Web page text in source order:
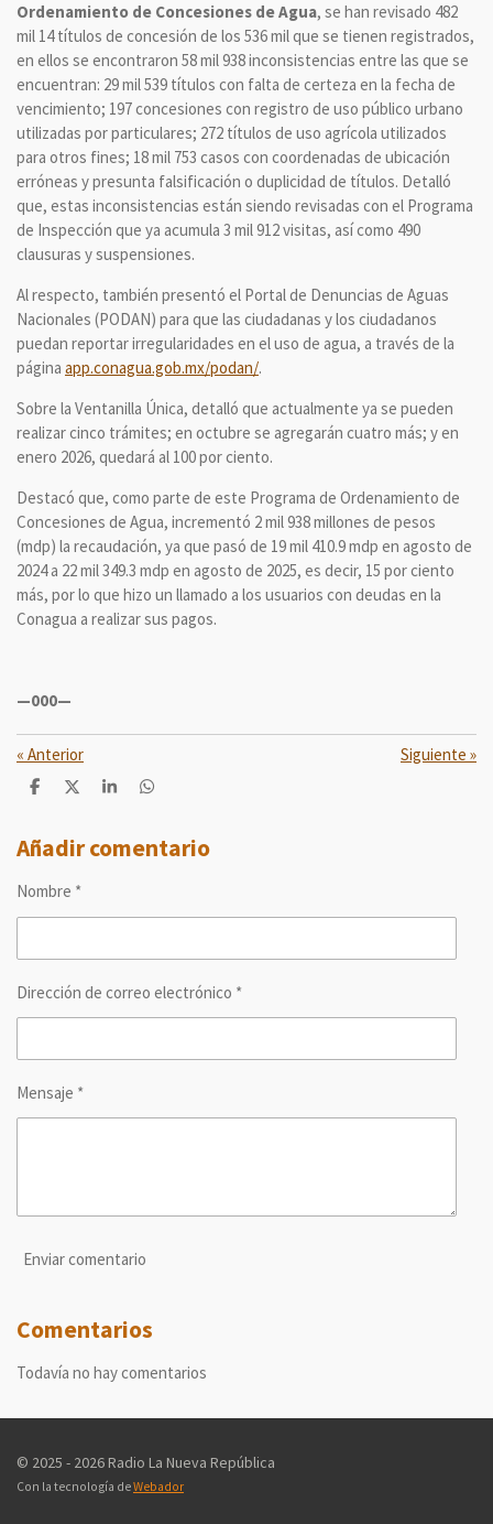
Ordenamiento de Concesiones de Agua, se han revisado 482
mil 14 títulos de concesión de los 536 mil que se tienen registrados,
en ellos se encontraron 58 mil 938 inconsistencias entre las que se
encuentran: 29 mil 539 títulos con falta de certeza en la fecha de
vencimiento; 197 concesiones con registro de uso público urbano
utilizadas por particulares; 272 títulos de uso agrícola utilizados
para otros fines; 18 mil 753 casos con coordenadas de ubicación
erróneas y presunta falsificación o duplicidad de títulos. Detalló
que, estas inconsistencias están siendo revisadas con el Programa
de Inspección que ya acumula 3 mil 912 visitas, así como 490
clausuras y suspensiones.
Al respecto, también presentó el Portal de Denuncias de Aguas
Nacionales (PODAN) para que las ciudadanas y los ciudadanos
puedan reportar irregularidades en el uso de agua, a través de la
página app.conagua.gob.mx/podan/.
Sobre la Ventanilla Única, detalló que actualmente ya se pueden
realizar cinco trámites; en octubre se agregarán cuatro más; y en
enero 2026, quedará al 100 por ciento.
Destacó que, como parte de este Programa de Ordenamiento de
Concesiones de Agua, incrementó 2 mil 938 millones de pesos
(mdp) la recaudación, ya que pasó de 19 mil 410.9 mdp en agosto de
2024 a 22 mil 349.3 mdp en agosto de 2025, es decir, 15 por ciento
más, por lo que hizo un llamado a los usuarios con deudas en la
Conagua a realizar sus pagos.
—000—
« Anterior Siguiente »
C
p
a
t
C
p
a
C
p
a
C
p
a
Añadir comentario
Nombre *
Dirección de correo electrónico *
Mensaje *
Enviar comentario
Comentarios
Todavía no hay comentarios
© 2025 - 2026 Radio La Nueva República
Con la tecnología deWebador